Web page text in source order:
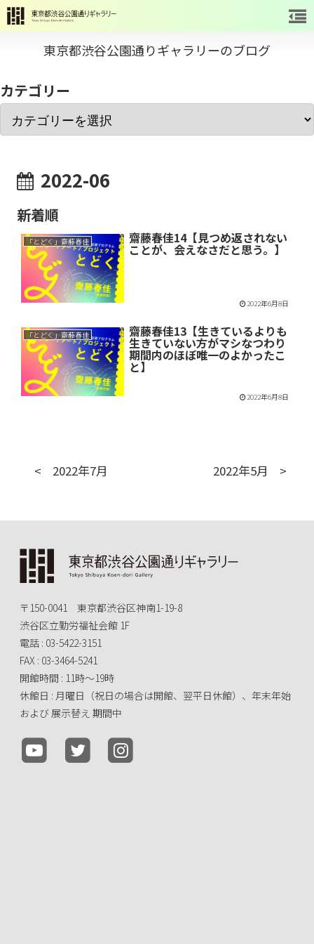
東京都渋谷公園通りギャラリーのブログ
カテゴリー
2022-06
新着順
「とどく」齋藤春佳 齋藤春佳14【見つめ返されない
ことが、会えなさだと思う。】
2022年6月8日
「とどく」齋藤春佳 齋藤春佳13【生きているよりも
生きていない方がマシなつわり
期間内のほぼ唯一のよかったこ
と】
2022年6月8日
2022年7月 2022年5月
〒150-0041 東京都渋谷区神南1-19-8
渋谷区立勤労福祉会館 1F
電話 : 03-5422-3151
FAX : 03-3464-5241
開館時間 : 11時～19時
休館日 : 月曜日（祝日の場合は開館、翌平日休館）、年末年始
および 展示替え 期間中